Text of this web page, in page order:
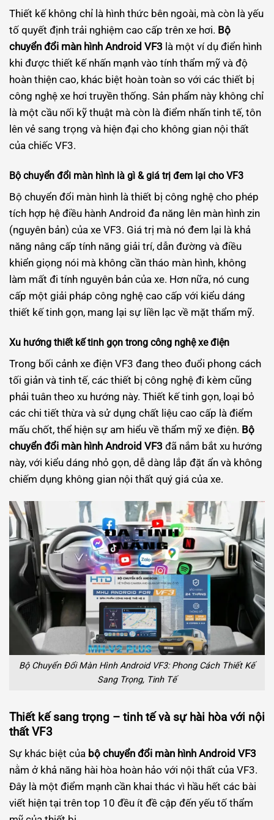
Thiết kế không chỉ là hình thức bên ngoài, mà còn là yếu
tố quyết định trải nghiệm cao cấp trên xe hơi. Bộ
chuyển đổi màn hình Android VF3 là một ví dụ điển hình
khi được thiết kế nhấn mạnh vào tính thẩm mỹ và độ
hoàn thiện cao, khác biệt hoàn toàn so với các thiết bị
công nghệ xe hơi truyền thống. Sản phẩm này không chỉ
là một cầu nối kỹ thuật mà còn là điểm nhấn tinh tế, tôn
lên vẻ sang trọng và hiện đại cho không gian nội thất
của chiếc VF3.
Bộ chuyển đổi màn hình là gì & giá trị đem lại cho VF3
Bộ chuyển đổi màn hình là thiết bị công nghệ cho phép
tích hợp hệ điều hành Android đa năng lên màn hình zin
(nguyên bản) của xe VF3. Giá trị mà nó đem lại là khả
năng nâng cấp tính năng giải trí, dẫn đường và điều
khiển giọng nói mà không cần tháo màn hình, không
làm mất đi tính nguyên bản của xe. Hơn nữa, nó cung
cấp một giải pháp công nghệ cao cấp với kiểu dáng
thiết kế tinh gọn, mang lại sự liền lạc về mặt thẩm mỹ.
Xu hướng thiết kế tinh gọn trong công nghệ xe điện
Trong bối cảnh xe điện VF3 đang theo đuổi phong cách
tối giản và tinh tế, các thiết bị công nghệ đi kèm cũng
phải tuân theo xu hướng này. Thiết kế tinh gọn, loại bỏ
các chi tiết thừa và sử dụng chất liệu cao cấp là điểm
mấu chốt, thể hiện sự am hiểu về thẩm mỹ xe điện. Bộ
chuyển đổi màn hình Android VF3 đã nắm bắt xu hướng
này, với kiểu dáng nhỏ gọn, dễ dàng lắp đặt ẩn và không
chiếm dụng không gian nội thất quý giá của xe.
Bộ Chuyển Đổi Màn Hình Android VF3: Phong Cách Thiết Kế
Sang Trọng, Tinh Tế
Thiết kế sang trọng – tinh tế và sự hài hòa với nội
thất VF3
Sự khác biệt của bộ chuyển đổi màn hình Android VF3
nằm ở khả năng hài hòa hoàn hảo với nội thất của VF3.
Đây là một điểm mạnh cần khai thác vì hầu hết các bài
viết hiện tại trên top 10 đều ít đề cập đến yếu tố thẩm